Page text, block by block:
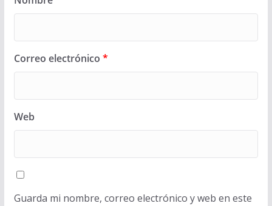
Correo electrónico *
Web
Guarda mi nombre, correo electrónico y web en este